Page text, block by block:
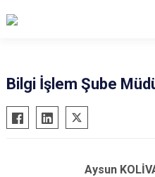
Bilgi İşlem Şube
Aysun